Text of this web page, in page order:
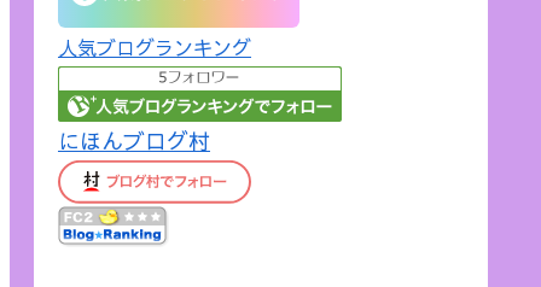
人気ブログランキング
にほんブログ村